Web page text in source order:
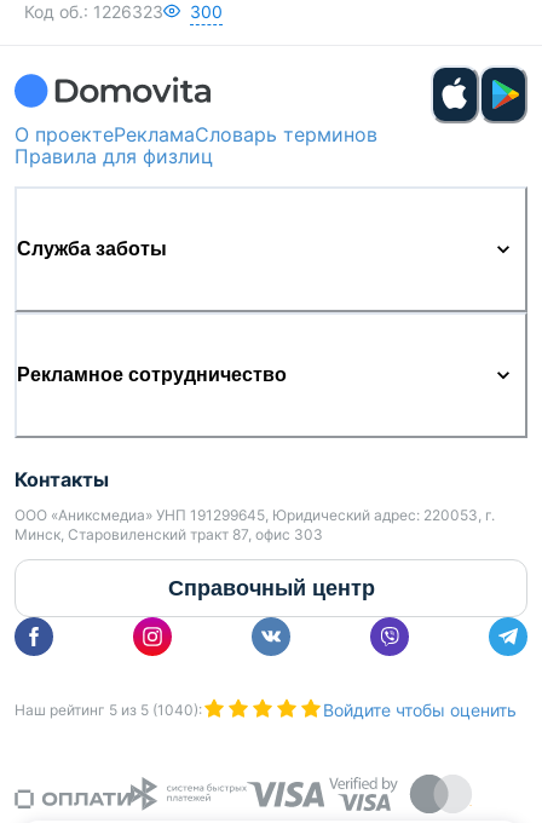
Код об.: 1226323 300
О проектеРекламаСловарь терминов
Правила для физлиц
Служба заботы
Рекламное сотрудничество
Контакты
ООО «Аниксмедиа» УНП 191299645, Юридический адрес: 220053, г.
Минск, Старовиленский тракт 87, офис 303
Справочный центр
Наш рейтинг 5 из 5 (1040): Войдите чтобы оценить